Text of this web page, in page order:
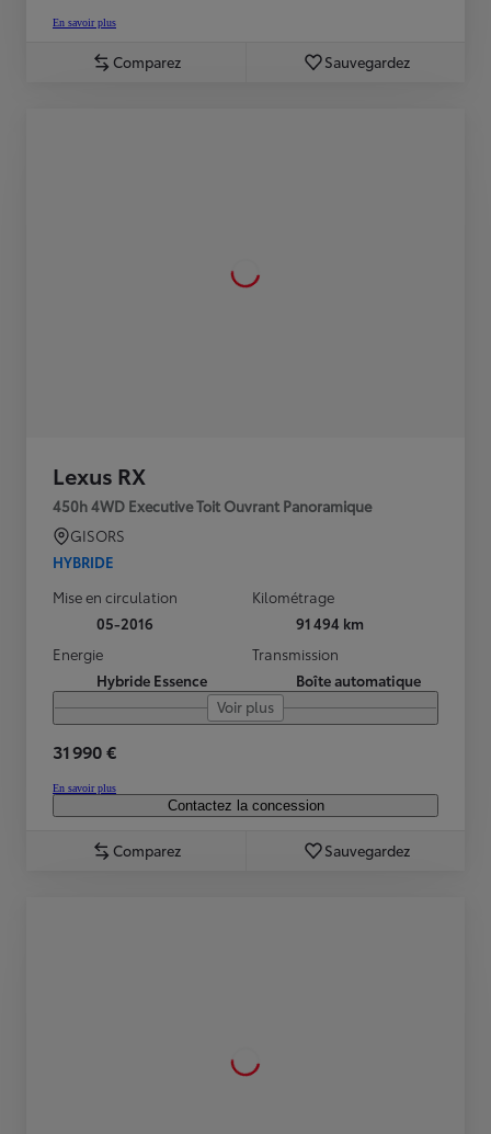
En savoir plus
Comparez Sauvegardez
Lexus RX
450h 4WD Executive Toit Ouvrant Panoramique
GISORS
HYBRIDE
Mise en circulation
05-2016
Kilométrage
91 494 km
Energie
Hybride Essence
Transmission
Boîte automatique
Voir plus
31 990 €
En savoir plus
Contactez la concession
Comparez Sauvegardez